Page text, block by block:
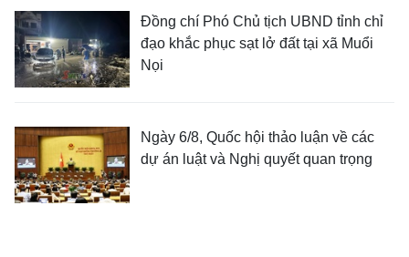
Đồng chí Phó Chủ tịch UBND tỉnh chỉ
đạo khắc phục sạt lở đất tại xã Muổi
Nọi
Ngày 6/8, Quốc hội thảo luận về các
dự án luật và Nghị quyết quan trọng